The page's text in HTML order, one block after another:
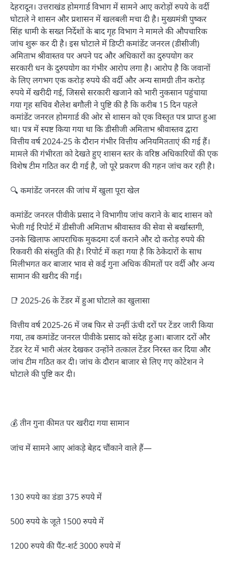
देहरादून। उत्तराखंड होमगार्ड विभाग में सामने आए करोड़ों रुपये के वर्दी
घोटाले ने शासन और प्रशासन में खलबली मचा दी है। मुख्यमंत्री पुष्कर
सिंह धामी के सख्त निर्देशों के बाद गृह विभाग ने मामले की औपचारिक
जांच शुरू कर दी है। इस घोटाले में डिप्टी कमांडेंट जनरल (डीसीजी)
अमिताभ श्रीवास्तव पर अपने पद और अधिकारों का दुरुपयोग कर
सरकारी धन के दुरुपयोग का गंभीर आरोप लगा है। आरोप है कि जवानों
के लिए लगभग एक करोड़ रुपये की वर्दी और अन्य सामग्री तीन करोड़
रुपये में खरीदी गई, जिससे सरकारी खजाने को भारी नुकसान पहुंचाया
गया गृह सचिव शैलेश बगौली ने पुष्टि की है कि करीब 15 दिन पहले
कमांडेंट जनरल होमगार्ड की ओर से शासन को एक विस्तृत पत्र प्राप्त हुआ
था। पत्र में स्पष्ट किया गया था कि डीसीजी अमिताभ श्रीवास्तव द्वारा
वित्तीय वर्ष 2024-25 के दौरान गंभीर वित्तीय अनियमितताएं की गई हैं।
मामले की गंभीरता को देखते हुए शासन स्तर के वरिष्ठ अधिकारियों की एक
विशेष टीम गठित कर दी गई है, जो पूरे प्रकरण की गहन जांच कर रही है।
🔍 कमांडेंट जनरल की जांच में खुला पूरा खेल
कमांडेंट जनरल पीवीके प्रसाद ने विभागीय जांच कराने के बाद शासन को
भेजी गई रिपोर्ट में डीसीजी अमिताभ श्रीवास्तव की सेवा से बर्खास्तगी,
उनके खिलाफ आपराधिक मुकदमा दर्ज कराने और दो करोड़ रुपये की
रिकवरी की संस्तुति की है। रिपोर्ट में कहा गया है कि ठेकेदारों के साथ
मिलीभगत कर बाजार भाव से कई गुना अधिक कीमतों पर वर्दी और अन्य
सामान की खरीद की गई।
📑 2025-26 के टेंडर में हुआ घोटाले का खुलासा
वित्तीय वर्ष 2025-26 में जब फिर से उन्हीं ऊंची दरों पर टेंडर जारी किया
गया, तब कमांडेंट जनरल पीवीके प्रसाद को संदेह हुआ। बाजार दरों और
टेंडर रेट में भारी अंतर देखकर उन्होंने तत्काल टेंडर निरस्त कर दिया और
जांच टीम गठित कर दी। जांच के दौरान बाजार से लिए गए कोटेशन ने
घोटाले की पुष्टि कर दी।
💰 तीन गुना कीमत पर खरीदा गया सामान
जांच में सामने आए आंकड़े बेहद चौंकाने वाले हैं—
130 रुपये का डंडा 375 रुपये में
500 रुपये के जूते 1500 रुपये में
1200 रुपये की पैंट-शर्ट 3000 रुपये में